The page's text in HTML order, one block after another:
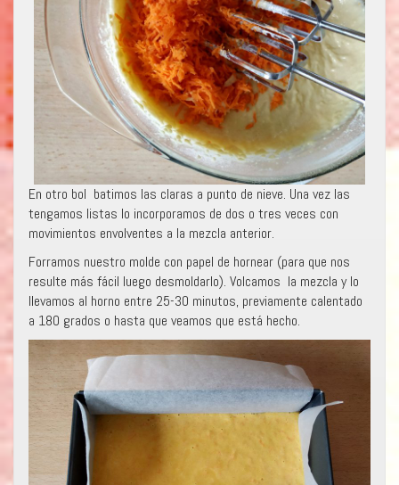
En otro bol batimos las claras a punto de nieve. Una vez las
tengamos listas lo incorporamos de dos o tres veces con
movimientos envolventes a la mezcla anterior.
Forramos nuestro molde con papel de hornear (para que nos
resulte más fácil luego desmoldarlo). Volcamos la mezcla y lo
llevamos al horno entre 25-30 minutos, previamente calentado
a 180 grados o hasta que veamos que está hecho.